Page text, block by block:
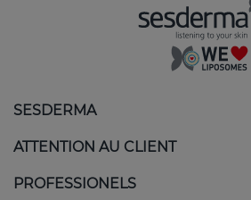
SESDERMA
ATTENTION AU CLIENT
PROFESSIONELS